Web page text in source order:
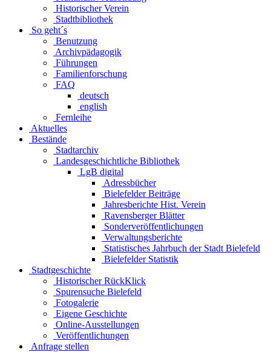
Historischer Verein
Stadtbibliothek
So geht´s
Benutzung
Archivpädagogik
Führungen
Familienforschung
FAQ
deutsch
english
Fernleihe
Aktuelles
Bestände
Stadtarchiv
Landesgeschichtliche Bibliothek
LgB digital
Adressbücher
Bielefelder Beiträge
Jahresberichte Hist. Verein
Ravensberger Blätter
Sonderveröffentlichungen
Verwaltungsberichte
Statistisches Jahrbuch der Stadt Bielefeld
Bielefelder Statistik
Stadtgeschichte
Historischer RückKlick
Spurensuche Bielefeld
Fotogalerie
Eigene Geschichte
Online-Ausstellungen
Veröffentlichungen
Anfrage stellen